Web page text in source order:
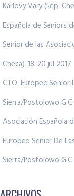
Karlovy Vary (Rep.
Española de Seniors
Senior de las
Checa), 18-20 jul 2017
CTO. Europeo Senior
Sierra/Postolowo
Asociación Española
Europeo Senior De
Sierra/Postolowo